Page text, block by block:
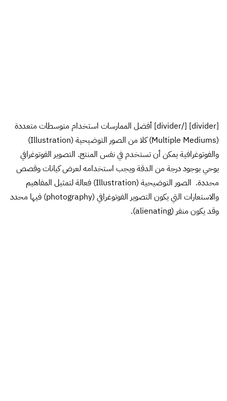
[divider] [/divider] أفضل الممارسات استخدام متوسطات متعددة
(Multiple Mediums) كلا من الصور التوضيحية (Illustration)
والفوتوغرافية يمكن أن تستخدم في نفس المنتج. التصوير الفوتوغرافي
يوحي بوجود درجة من الدقة ويجب استخدامه لعرض كيانات وقصص
محددة. الصور التوضيحية (Illustration) فعالة لتمثيل المفاهيم
والاستعارات التي يكون التصوير الفوتوغرافي (photography) فيها محدد
وقد يكون منفر (alienating).